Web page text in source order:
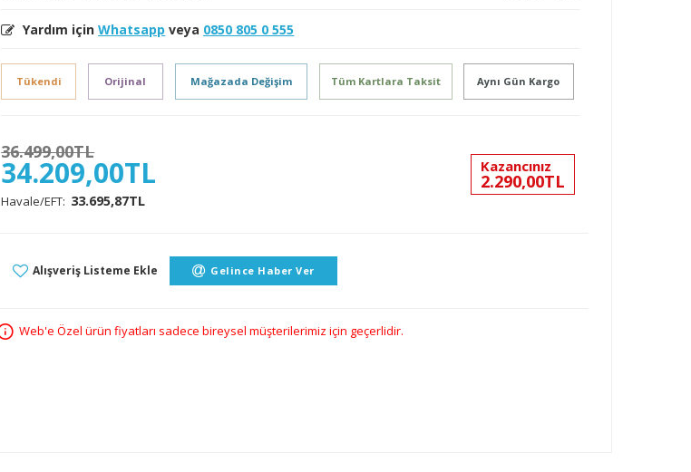
Kazancınız
2.290,00TL
34.209,00TL
36.499,00TL
Havale/EFT: 33.695,87TL
Yardım içinWhatsapp veya 0850 805 0 555
Tükendi Orijinal Mağazada Değişim Tüm Kartlara Taksit Aynı Gün Kargo
Alışveriş Listeme Ekle Gelince Haber Ver
Web'e Özel ürün fiyatları sadece bireysel müşterilerimiz için geçerlidir.